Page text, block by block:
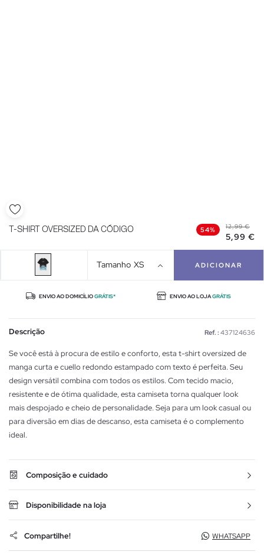
T-SHIRT OVERSIZED DA CÓDIGO 54% 12,99 €
5,99 €
Tamanho XS ADICIONAR
ENVIO AO DOMICÍLIOGRÁTIS* ENVIO AO LOJAGRÁTIS
Descrição Ref. : 437124636
Se você está à procura de estilo e conforto, esta t-shirt oversized de
manga curta e cuello redondo estampado com texto é perfeita. Seu
design versátil combina com todos os estilos. Com tecido macio,
resistente e de ótima qualidade, esta camiseta torna qualquer look
mais despojado e cheio de personalidade. Seja para um look casual ou
para diversão em dias de descanso, esta camiseta é o complemento
ideal.
Composição e cuidado
Disponibilidade na loja
Compartilhe! WHATSAPP